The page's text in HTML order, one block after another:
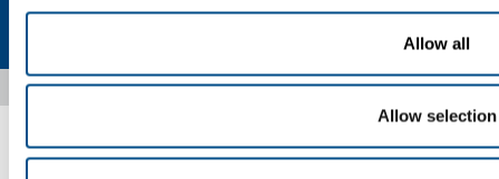
Allow all
Allow selection
Privacy Cookies Termini e condizioni Disclaimer
Sitemap
Copyright © 2026 - SOL Spa - Partita Iva: 00771260965